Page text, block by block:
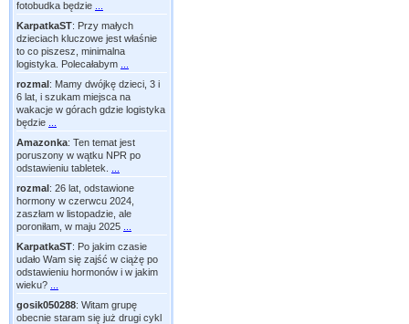
fotobudka będzie
KarpatkaST: Przy małych
dzieciach kluczowe jest właśnie
to co piszesz, minimalna
logistyka. Polecałabym
rozmal: Mamy dwójkę dzieci, 3 i
6 lat, i szukam miejsca na
wakacje w górach gdzie logistyka
będzie
Amazonka: Ten temat jest
poruszony w wątku NPR po
odstawieniu tabletek.
rozmal: 26 lat, odstawione
hormony w czerwcu 2024,
zaszłam w listopadzie, ale
poroniłam, w maju 2025
KarpatkaST: Po jakim czasie
udało Wam się zajść w ciążę po
odstawieniu hormonów i w jakim
wieku?
gosik050288: Witam grupę
obecnie staram się już drugi cykl